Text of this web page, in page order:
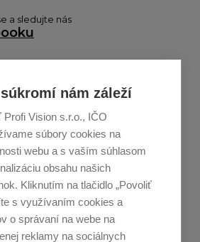
nám záleží
Vision s.r.o., IČO
súbory cookies na
webu a s vaším súhlasom
obsahu našich
Kliknutím na tlačidlo „Povoliť
s využívaním cookies a
o správaní na webe na
reklamy na sociálnych
a sledujte nás
naInstagrame
predstavujeme